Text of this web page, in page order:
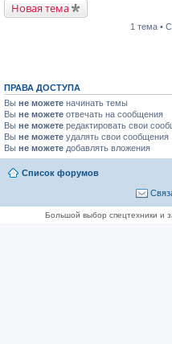
Новая тема
1 тема •
ПРАВА ДОСТУПА
Вы не можете начинать темы
Вы не можете отвечать на сообщения
Вы не можете редактировать свои
Вы не можете удалять свои сообщения
Вы не можете добавлять вложения
Список форумов
Большой выбор спецтехники и